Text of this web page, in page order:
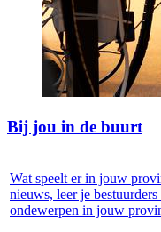
Bij jou in de buurt
Wat speelt er in jouw
nieuws, leer je
ondewerpen in jouw